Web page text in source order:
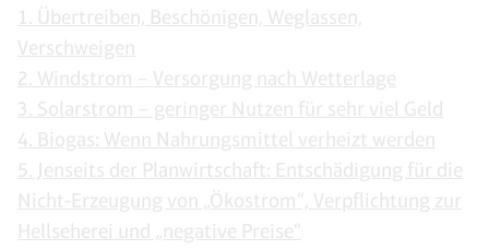
1. Übertreiben, Beschönigen, Weglassen,
Verschweigen
2. Windstrom – Versorgung nach Wetterlage
3. Solarstrom – geringer Nutzen für sehr viel Geld
4. Biogas: Wenn Nahrungsmittel verheizt werden
5. Jenseits der Planwirtschaft: Entschädigung für die
Nicht-Erzeugung von „Ökostrom“, Verpflichtung zur
Hellseherei und „negative Preise“